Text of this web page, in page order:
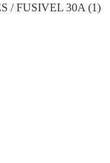
/ FUSIVEL 30A (1)